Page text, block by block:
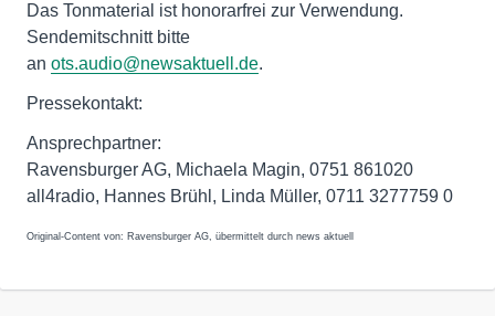
Das Tonmaterial ist honorarfrei zur Verwendung.
Sendemitschnitt bitte
an ots.audio@newsaktuell.de.
Pressekontakt:
Ansprechpartner:
Ravensburger AG, Michaela Magin, 0751 861020
all4radio, Hannes Brühl, Linda Müller, 0711 3277759 0
Original-Content von: Ravensburger AG, übermittelt durch news aktuell